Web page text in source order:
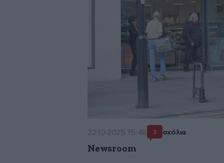
22·10·2025 15:48 2 σχόλια
Newsroom